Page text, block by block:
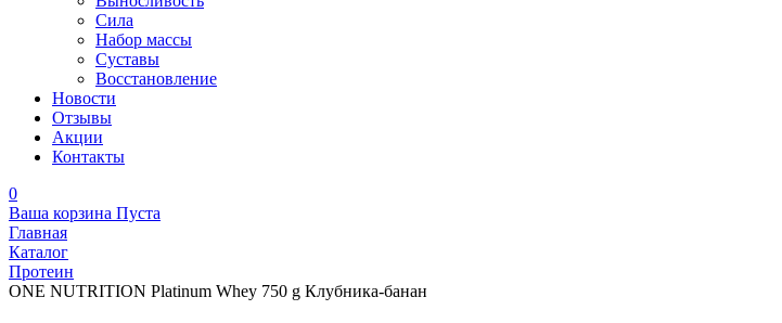
Сила
Набор массы
Суставы
Восстановление
Новости
Отзывы
Акции
Контакты
0
Ваша корзина Пуста
Главная
Каталог
Протеин
ONE NUTRITION Platinum Whey 750 g Клубника-банан